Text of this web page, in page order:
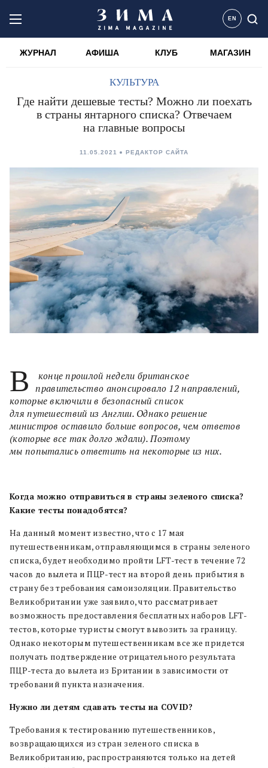
EN
ЖУРНАЛ АФИША КЛУБ МАГАЗИН
КУЛЬТУРА
Где найти дешевые тесты? Можно ли поехать
в страны янтарного списка? Отвечаем
на главные вопросы
11.05.2021 РЕДАКТОР САЙТА
В
конце прошлой недели британское
правительство анонсировало 12 направлений,
которые включили в безопасный список
для путешествий из Англии. Однако решение
министров оставило больше вопросов, чем ответов
(которые все так долго ждали). Поэтому
мы попытались ответить на некоторые из них.
Когда можно отправиться в страны зеленого списка?
Какие тесты понадобятся?
На данный момент известно, что с 17 мая
путешественникам, отправляющимся в страны зеленого
списка, будет необходимо пройти LFT-тест в течение 72
часов до вылета и ПЦР-тест на второй день прибытия в
страну без требования самоизоляции. Правительство
Великобритании уже заявило, что рассматривает
возможность предоставления бесплатных наборов LFT-
тестов, которые туристы смогут вывозить за границу.
Однако некоторым путешественникам все же придется
получать подтверждение отрицательного результата
ПЦР-теста до вылета из Британии в зависимости от
требований пункта назначения.
Нужно ли детям сдавать тесты на COVID?
Требования к тестированию путешественников,
возвращающихся из стран зеленого списка в
Великобританию, распространяются только на детей